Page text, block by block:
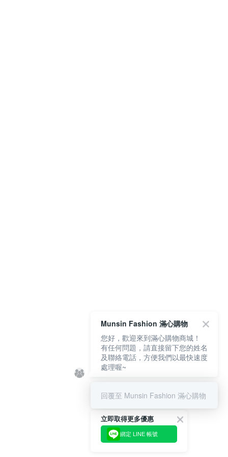
立即取得更多優惠
綁定 LINE 帳號
Munsin Fashion 滿心購物
您好，歡迎來到滿心購物商城！
有任何問題，請直接留下您的姓名
及聯絡電話，方便我們以最快速度
處理喔~
回覆至 Munsin Fashion 滿心購物